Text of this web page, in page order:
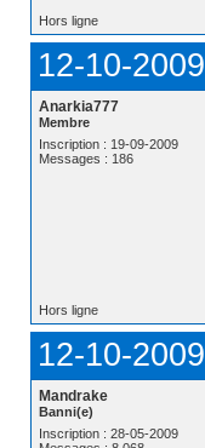
Hors ligne
12-10-
Anarkia777
Membre
Inscription : 19-09-2009
Messages : 186
Hors ligne
12-10-
Mandrake
Banni(e)
Inscription : 28-05-2009